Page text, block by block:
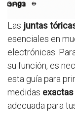
Las juntas
esenciales en
electrónicas.
su función, es
esta guía para
medidas exactas
adecuada para